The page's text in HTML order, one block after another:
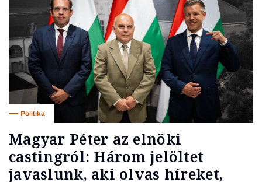
Politika
Magyar Péter az elnöki
castingról: Három jelöltet
javaslunk, aki olvas híreket,